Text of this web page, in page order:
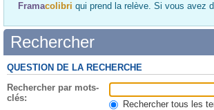
Framacolibri qui prend la relève. Si vous avez
Rechercher
QUESTION DE LA RECHERCHE
Rechercher par mots-
clés:
Rechercher tous les